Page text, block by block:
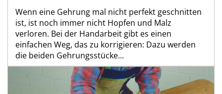
Wenn eine Gehrung mal nicht perfekt geschnitten
ist, ist noch immer nicht Hopfen und Malz
verloren. Bei der Handarbeit gibt es einen
einfachen Weg, das zu korrigieren: Dazu werden
die beiden Gehrungsstücke...